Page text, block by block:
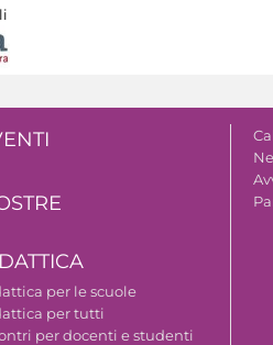
per le scuole
per tutti
per docenti e studenti